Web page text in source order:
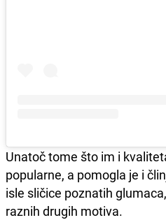
Unatoč tome što im i
popularne, a pomogla je i
isle sličice poznatih
raznih drugih motiva.